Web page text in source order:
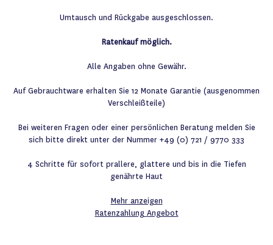
Umtausch und Rückgabe ausgeschlossen.
Ratenkauf möglich.
Alle Angaben ohne Gewähr.
Auf Gebrauchtware erhalten Sie 12 Monate Garantie (ausgenommen
Verschleißteile)
Bei weiteren Fragen oder einer persönlichen Beratung melden Sie
sich bitte direkt unter der Nummer +49 (0) 721 / 9770 333
4 Schritte für sofort prallere, glattere und bis in die Tiefen
genährte Haut
Mehr anzeigen
Ratenzahlung Angebot